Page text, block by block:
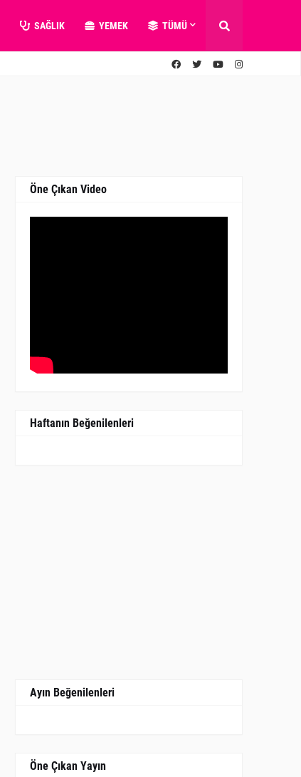
SAĞLIK YEMEK TÜMÜ
Öne Çıkan Video
Haftanın Beğenilenleri
Ayın Beğenilenleri
Öne Çıkan Yayın